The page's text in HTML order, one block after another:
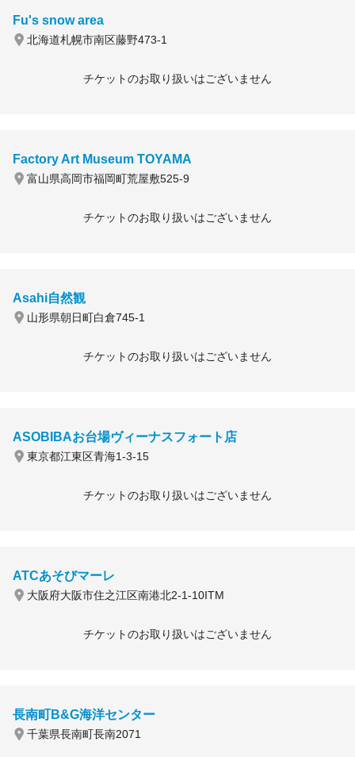
Fu's snow area
北海道札幌市南区藤野473-1
チケットのお取り扱いはございません
Factory Art Museum TOYAMA
富山県高岡市福岡町荒屋敷525-9
チケットのお取り扱いはございません
Asahi自然観
山形県朝日町白倉745-1
チケットのお取り扱いはございません
ASOBIBAお台場ヴィーナスフォート店
東京都江東区青海1-3-15
チケットのお取り扱いはございません
ATCあそびマーレ
大阪府大阪市住之江区南港北2-1-10ITM
チケットのお取り扱いはございません
長南町B&G海洋センター
千葉県長南町長南2071